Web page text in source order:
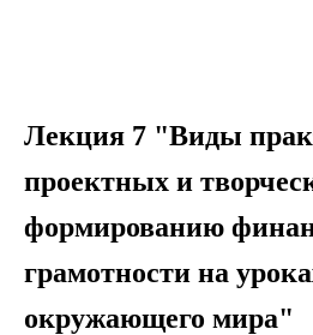
Лекция 7 "Виды
проектных и
формированию
грамотности на
окружающего мира"